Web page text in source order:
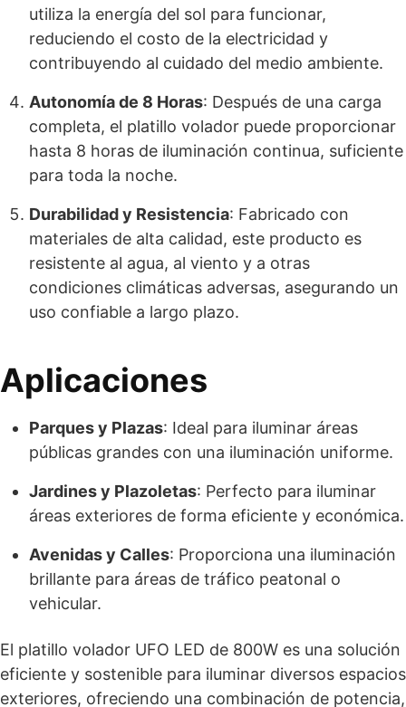
utiliza la energía del sol para funcionar,
reduciendo el costo de la electricidad y
contribuyendo al cuidado del medio ambiente.
Autonomía de 8 Horas: Después de una carga
completa, el platillo volador puede proporcionar
hasta 8 horas de iluminación continua, suficiente
para toda la noche.
Durabilidad y Resistencia: Fabricado con
materiales de alta calidad, este producto es
resistente al agua, al viento y a otras
condiciones climáticas adversas, asegurando un
uso confiable a largo plazo.
Aplicaciones
Parques y Plazas: Ideal para iluminar áreas
públicas grandes con una iluminación uniforme.
Jardines y Plazoletas: Perfecto para iluminar
áreas exteriores de forma eficiente y económica.
Avenidas y Calles: Proporciona una iluminación
brillante para áreas de tráfico peatonal o
vehicular.
El platillo volador UFO LED de 800W es una solución
eficiente y sostenible para iluminar diversos espacios
exteriores, ofreciendo una combinación de potencia,